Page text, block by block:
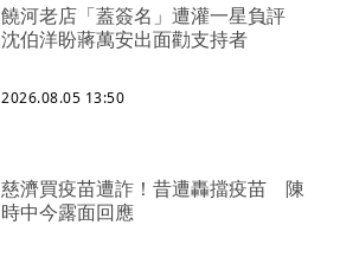
饒河老店「蓋簽名」遭灌一星負評
沈伯洋盼蔣萬安出面勸支持者
2026.08.05 13:50
慈濟買疫苗遭詐！昔遭轟擋疫苗 陳
時中今露面回應